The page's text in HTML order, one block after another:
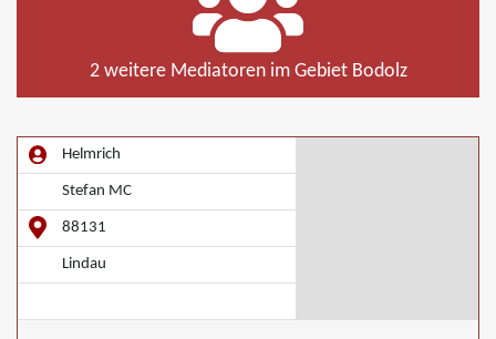
2 weitere Mediatoren im Gebiet Bodolz
Helmrich
Stefan MC
88131
Lindau